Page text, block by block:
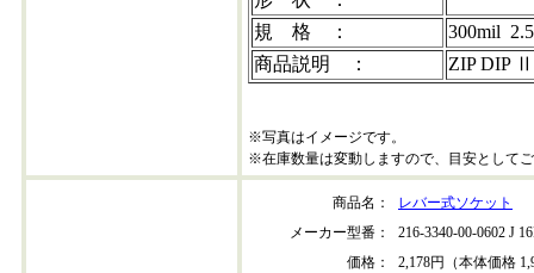
規 格 ：
300mil
商品説明 ：
ZIP DIP
※写真はイメージです。
※在庫数量は変動しますので、目安として
商品名：
レバー式ソケット
メーカー型番：
216-3340-00-0602 J
価格：
2,178円（本体価格